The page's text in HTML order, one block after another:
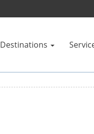
Destinations